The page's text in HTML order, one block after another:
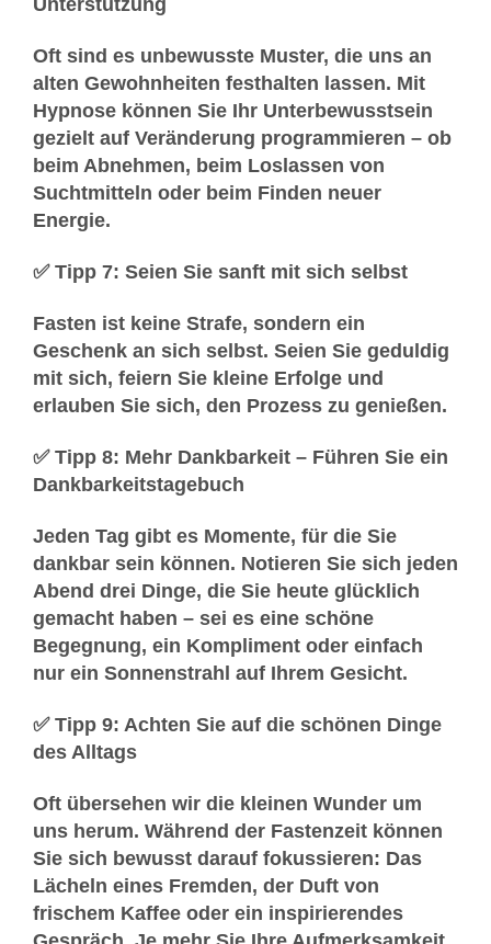
Unterstützung
Oft sind es unbewusste Muster, die uns an
alten Gewohnheiten festhalten lassen. Mit
Hypnose können Sie Ihr Unterbewusstsein
gezielt auf Veränderung programmieren – ob
beim Abnehmen, beim Loslassen von
Suchtmitteln oder beim Finden neuer
Energie.
✅ Tipp 7: Seien Sie sanft mit sich selbst
Fasten ist keine Strafe, sondern ein
Geschenk an sich selbst. Seien Sie geduldig
mit sich, feiern Sie kleine Erfolge und
erlauben Sie sich, den Prozess zu genießen.
✅ Tipp 8: Mehr Dankbarkeit – Führen Sie ein
Dankbarkeitstagebuch
Jeden Tag gibt es Momente, für die Sie
dankbar sein können. Notieren Sie sich jeden
Abend drei Dinge, die Sie heute glücklich
gemacht haben – sei es eine schöne
Begegnung, ein Kompliment oder einfach
nur ein Sonnenstrahl auf Ihrem Gesicht.
✅ Tipp 9: Achten Sie auf die schönen Dinge
des Alltags
Oft übersehen wir die kleinen Wunder um
uns herum. Während der Fastenzeit können
Sie sich bewusst darauf fokussieren: Das
Lächeln eines Fremden, der Duft von
frischem Kaffee oder ein inspirierendes